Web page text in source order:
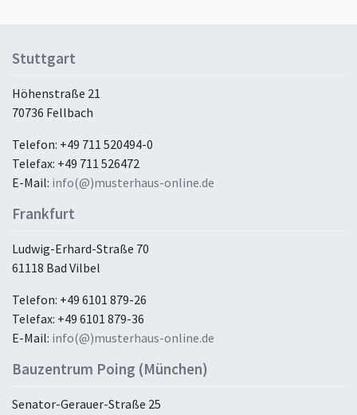
Stuttgart
Höhenstraße 21
70736 Fellbach
Telefon: +49 711 520494-0
Telefax: +49 711 526472
E-Mail: info(@)musterhaus-online.de
Frankfurt
Ludwig-Erhard-Straße 70
61118 Bad Vilbel
Telefon: +49 6101 879-26
Telefax: +49 6101 879-36
E-Mail: info(@)musterhaus-online.de
Bauzentrum Poing (München)
Senator-Gerauer-Straße 25